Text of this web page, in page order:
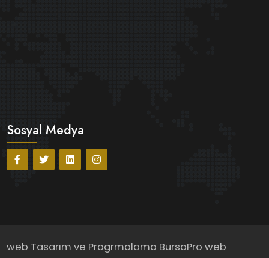
Sosyal Medya
web Tasarım ve Progrmalama BursaPro web